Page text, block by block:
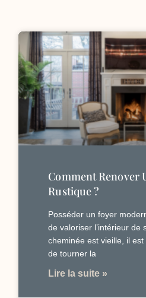
Comment Renover
Rustique ?
Posséder un foyer
de valoriser l’intérieur de
cheminée est vieille, il
de tourner la
Lire la suite »